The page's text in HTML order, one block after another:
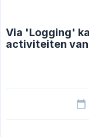
Via 'Logging'
activiteiten